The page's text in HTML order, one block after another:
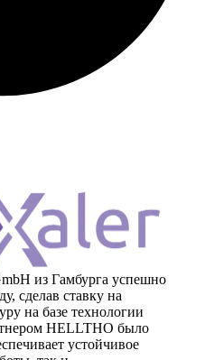
из Гамбурга успешно
сделав ставку на
на базе технологии
HELLTHO было
устойчивое